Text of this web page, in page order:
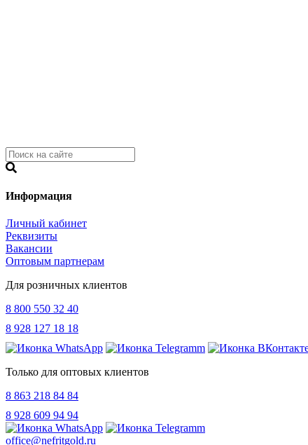
Информация
Личный кабинет
Реквизиты
Вакансии
Оптовым партнерам
Для розничных клиентов
8 800 550 32 40
8 928 127 18 18
Только для оптовых клиентов
8 863 218 84 84
8 928 609 94 94
office@nefritgold.ru